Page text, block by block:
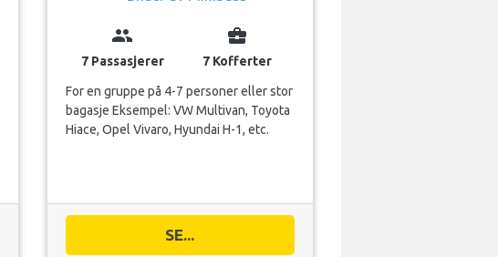
group
7 Passasjerer
business_center
7 Kofferter
For en gruppe på 4-7 personer eller stor
bagasje Eksempel: VW Multivan, Toyota
Hiace, Opel Vivaro, Hyundai H-1, etc.
SE...